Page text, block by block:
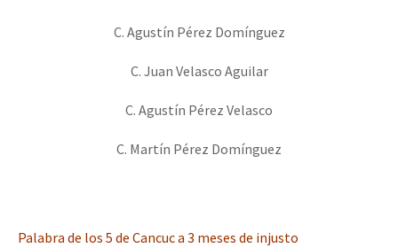
C. Agustín Pérez Domínguez
C. Juan Velasco Aguilar
C. Agustín Pérez Velasco
C. Martín Pérez Domínguez
Palabra de los 5 de Cancuc a 3 meses de injusto